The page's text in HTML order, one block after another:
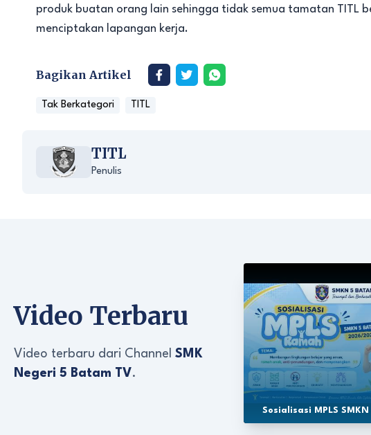
produk buatan orang lain sehingga tidak semua tamatan TITL
menciptakan lapangan kerja.
Bagikan Artikel
Tak Berkategori TITL
TITL
Penulis
Video Terbaru
Video terbaru dari Channel SMK
Negeri 5 Batam TV.
Sosialisasi MPLS